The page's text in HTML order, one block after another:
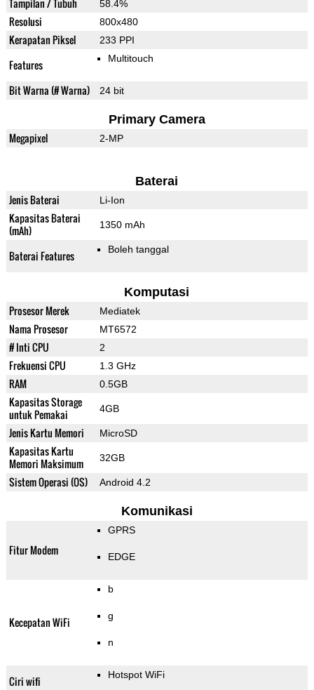
Tampilan / Tubuh 58.4%
Resolusi 800x480
Kerapatan Piksel 233 PPI
Features Multitouch
Bit Warna (# Warna) 24 bit
Primary Camera
Megapixel 2-MP
Baterai
Jenis Baterai Li-Ion
Kapasitas Baterai
(mAh)
1350 mAh
Baterai Features Boleh tanggal
Komputasi
Prosesor Merek Mediatek
Nama Prosesor MT6572
# Inti CPU 2
Frekuensi CPU 1.3 GHz
RAM 0.5GB
Kapasitas Storage
untuk Pemakai
4GB
Jenis Kartu Memori MicroSD
Kapasitas Kartu
Memori Maksimum
32GB
Sistem Operasi (OS) Android 4.2
Komunikasi
Fitur Modem
GPRS
EDGE
Kecepatan WiFi
b
g
n
Ciri wifi Hotspot WiFi